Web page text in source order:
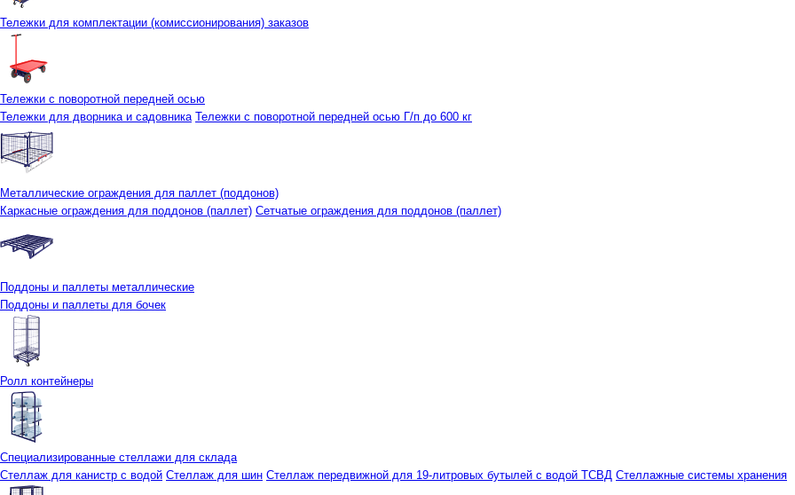
Тележки для комплектации (комиссионирования) заказов
Тележки с поворотной передней осью
Тележки для дворника и садовника Тележки с поворотной передней осью Г/п до 600 кг
Металлические ограждения для паллет (поддонов)
Каркасные ограждения для поддонов (паллет) Сетчатые ограждения для поддонов (паллет)
Поддоны и паллеты металлические
Поддоны и паллеты для бочек
Ролл контейнеры
Специализированные стеллажи для склада
Стеллаж для канистр с водой Стеллаж для шин Стеллаж передвижной для 19-литровых бутылей с водой ТСВД Стеллажные системы хранения